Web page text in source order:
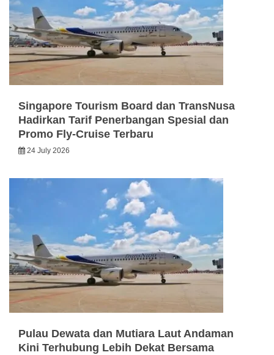
Singapore Tourism Board dan TransNusa
Hadirkan Tarif Penerbangan Spesial dan
Promo Fly-Cruise Terbaru
24 July 2026
Pulau Dewata dan Mutiara Laut Andaman
Kini Terhubung Lebih Dekat Bersama